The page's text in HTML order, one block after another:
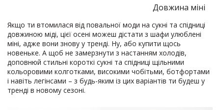
Довжина міні
Якщо ти втомилася від повальної моди на сукні та спідниці
довжиною міді, цієї осені можеш дістати з шафи улюблені
міні, адже вони знову у тренді. Ну, або купити щось
новеньке. А щоб не замерзнути з настанням холодів,
доповнюй стильні короткі сукні та спідниці щільними
кольоровими колготками, високими чобітьми, ботфортами
і навіть легінсами – з будь-яким із цих варіантів ти будеш у
тренді в новому сезоні.